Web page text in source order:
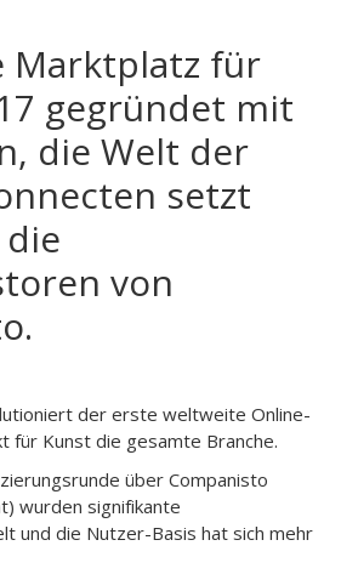
Marktplatz für
gegründet mit
die Welt der
setzt
von
der erste weltweite Online-
für Kunst die gesamte Branche.
über Companisto
wurden signifikante
und die Nutzer-Basis hat sich mehr